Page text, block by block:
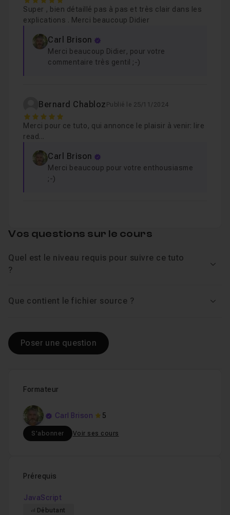
Leçon 8 Créer un enregistrement dans 2 tables
Leçon 10 Factoriser l'instance PrismaClient
Leçon 11 Contrôler l'instance PrismaClient
Chapitre 2 : Pour le prochaine fois 01m43
Super , bien détaillé pas à pas et très clair dans les
explications . Merci beaucoup Didier
Carl Brison
Merci beaucoup Didier, pour votre
commentaire très gentil ;-)
Bernard Chabloz Publié le 25/11/2024
5
Merci pour ce tuto, qui annonce le plaisir à venir: lire
read...
Carl Brison
Merci beaucoup pour votre enthousiasme
;-)
Formateur
Carl Brison 5
S'abonner Voir ses cours
Prérequis
JavaScript
Débutant
Vos questions sur le cours
Quel est le niveau requis pour suivre ce tuto
?
Que contient le fichier source ?
Poser une question